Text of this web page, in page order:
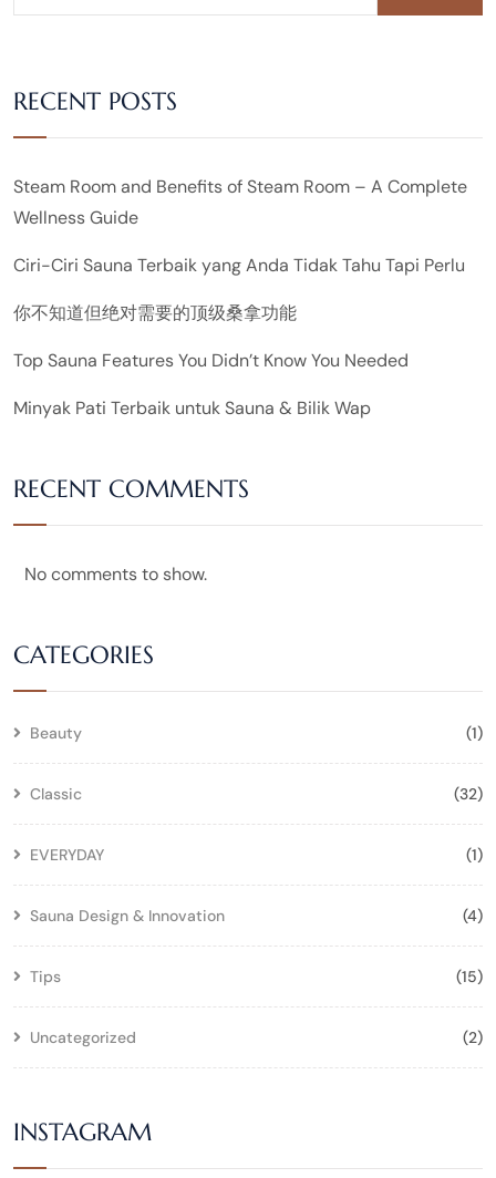
RECENT POSTS
Steam Room and Benefits of Steam Room – A Complete
Wellness Guide
Ciri-Ciri Sauna Terbaik yang Anda Tidak Tahu Tapi Perlu
你不知道但绝对需要的顶级桑拿功能
Top Sauna Features You Didn’t Know You Needed
Minyak Pati Terbaik untuk Sauna & Bilik Wap
RECENT COMMENTS
No comments to show.
CATEGORIES
Beauty (1)
Classic (32)
EVERYDAY (1)
Sauna Design & Innovation (4)
Tips (15)
Uncategorized (2)
INSTAGRAM